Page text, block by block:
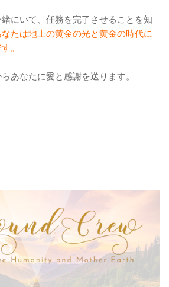
にいて、任務を完了させることを知
なたは地上の黄金の光と黄金の時代に
。
あなたに愛と感謝を送ります。